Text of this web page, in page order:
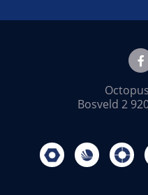
Bosveld 2